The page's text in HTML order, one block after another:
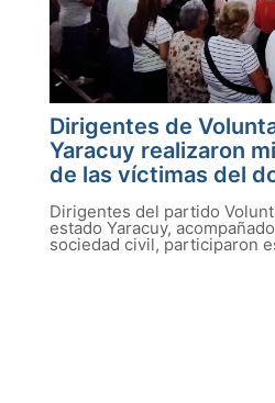
Dirigentes de
Yaracuy realizaron
de las víctimas del
Dirigentes del partido
estado Yaracuy,
sociedad civil, participaron